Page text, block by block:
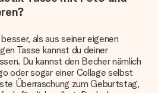
als aus seiner eigenen
Tasse kannst du deiner
Du kannst den Becher nämlich
oder sogar einer Collage selbst
Überraschung zum Geburtstag,